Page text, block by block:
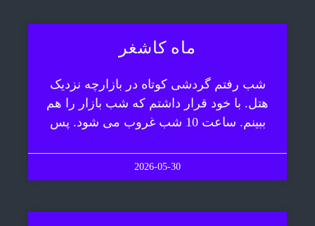
ماه کاشغر
شب رفتم گردشی کوتاه در بازارچه نزدیک
هتل. با خود قرار داشتم که شب بازار را هم
ببینم. ساعت 10 شب غروب می شود. پس
2026-05-30